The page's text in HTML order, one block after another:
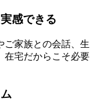
感できる
ご家族との会話、生
在宅だからこそ必要